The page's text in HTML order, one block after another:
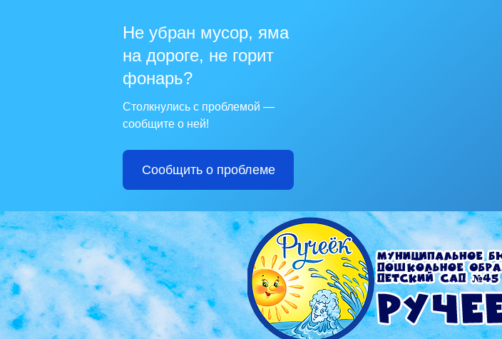
Не убран мусор, яма
на дороге, не горит
фонарь?
Столкнулись с проблемой —
сообщите о ней!
Сообщить о проблеме